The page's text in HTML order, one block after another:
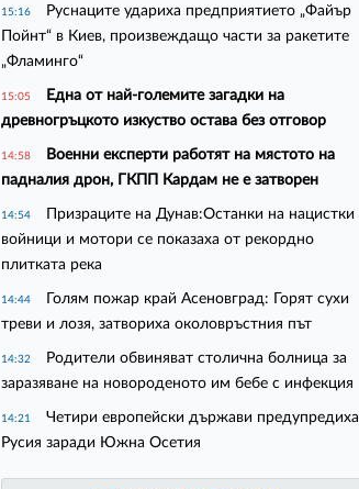
15:16
Руснаците удариха предприятието „Файър
Пойнт“ в Киев, произвеждащо части за ракетите
„Фламинго“
15:05
Една от най-големите загадки на
древногръцкото изкуство остава без отговор
14:58
Военни експерти работят на мястото на
падналия дрон, ГКПП Кардам не е затворен
14:54
Призраците на Дунав:Останки на нацистки
войници и мотори се показаха от рекордно
плитката река
14:44
Голям пожар край Асеновград: Горят сухи
треви и лозя, затвориха околовръстния път
14:32
Родители обвиняват столична болница за
заразяване на новороденото им бебе с инфекция
14:21
Четири европейски държави предупредиха
Русия заради Южна Осетия